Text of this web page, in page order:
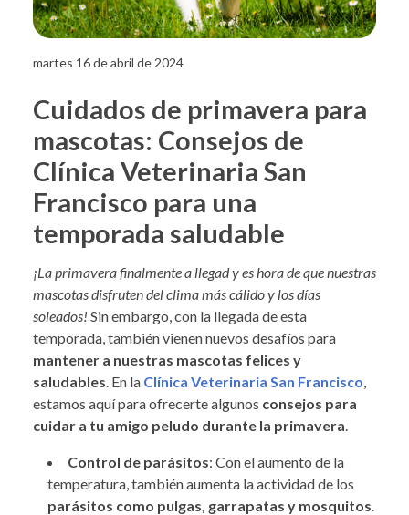
martes 16 de abril de 2024
Cuidados de primavera para
mascotas: Consejos de
Clínica Veterinaria San
Francisco para una
temporada saludable
¡La primavera finalmente a llegad y es hora de que nuestras
mascotas disfruten del clima más cálido y los días
soleados! Sin embargo, con la llegada de esta
temporada, también vienen nuevos desafíos para
mantener a nuestras mascotas felices y
saludables. En la Clínica Veterinaria San Francisco,
estamos aquí para ofrecerte algunos consejos para
cuidar a tu amigo peludo durante la primavera.
Control de parásitos: Con el aumento de la
temperatura, también aumenta la actividad de los
parásitos como pulgas, garrapatas y mosquitos.